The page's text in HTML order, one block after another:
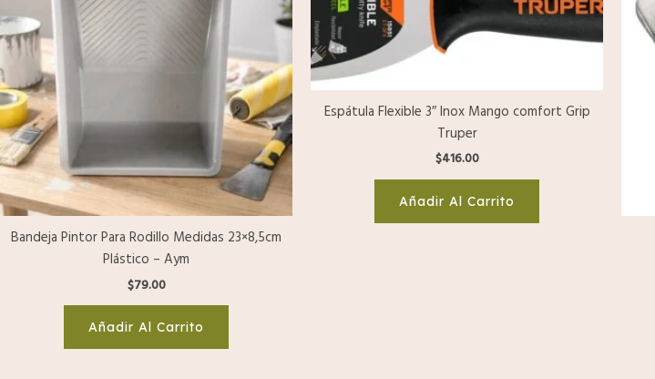
Bandeja Pintor Para Rodillo Medidas 23×8,5cm
Plástico – Aym
$79.00
Añadir Al Carrito
Espátula Flexible 3″ Inox Mango comfort Grip
Truper
$416.00
Añadir Al Carrito